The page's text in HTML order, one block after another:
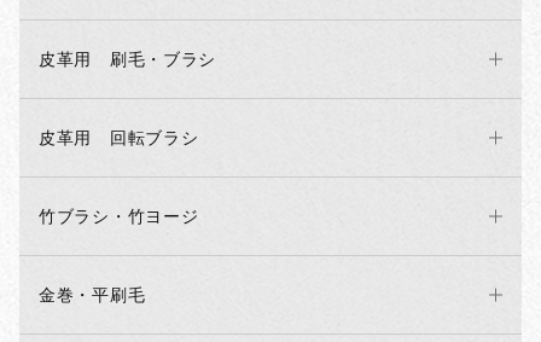
皮革用 刷毛・ブラシ
皮革用 回転ブラシ
竹ブラシ・竹ヨージ
金巻・平刷毛